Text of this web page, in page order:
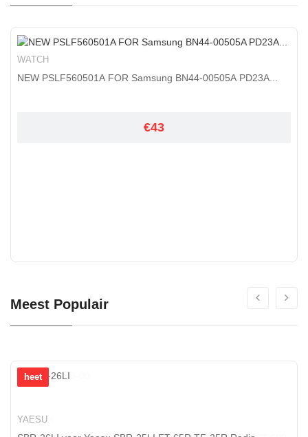
WATCH
NEW PSLF560501A FOR Samsung BN44-00505A PD23A...
€43
Meest Populair
heet
YAESU